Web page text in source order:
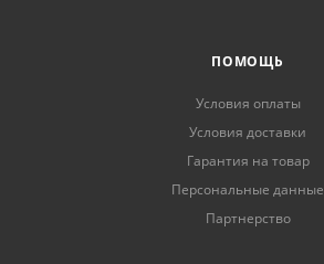
ПОМОЩЬ
Условия оплаты
Условия доставки
Гарантия на товар
Персональные данные
Партнерство